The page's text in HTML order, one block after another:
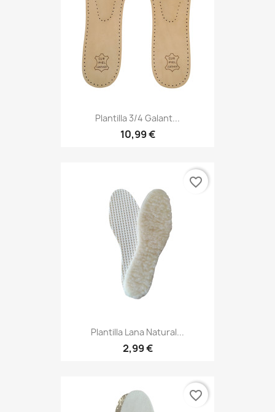
Plantilla 3/4 Galant...
10,99 €
Plantilla Lana Natural...
2,99 €
favorite_border
favorite_border